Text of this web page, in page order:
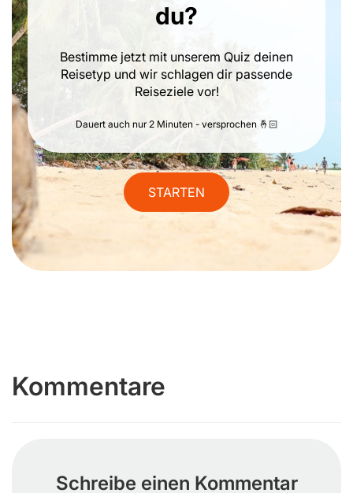
du?
Bestimme jetzt mit unserem Quiz deinen
Reisetyp und wir schlagen dir passende
Reiseziele vor!
Dauert auch nur 2 Minuten - versprochen 🤞🏻
STARTEN
Kommentare
Schreibe einen Kommentar